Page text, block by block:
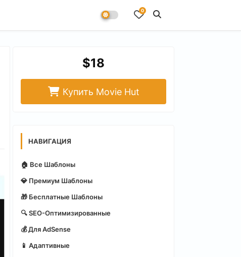
0
$18
Купить Movie Hut
НАВИГАЦИЯ
🏠 Все Шаблоны
💎 Премиум Шаблоны
🎁 Бесплатные Шаблоны
🔍 SEO-Оптимизированные
💰 Для AdSense
📱 Адаптивные